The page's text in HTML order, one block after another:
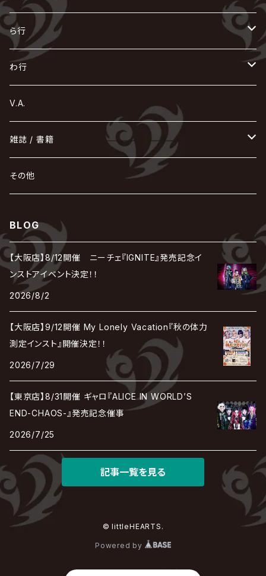
Azavana
Acid Black Cherry
有村竜太朗
ΛrlequiΩ / アルルカン
イビツ マル
色々な十字架
168 / 葵-168-
UCHUSENTAI:NOIZ / 宇宙戦隊NOIZ
LM.C
えんそく
陰陽座
CASCADE
the GazettE
GOTCHAROCKA
河村隆一
ギャロ
清春
KIRITO / キリト
己龍
GLAY
gremlins
GREN / グレン
黒夢
Kra
ゴールデンボンバー
コドモドラゴン
さくら前線
Sadie
XANVALA
J
-真天地開闢集団-ジグザグ
Sick²
ジグソウ
シド
JAKIGAN MEISTER
Chanty
Janne Da Arc
sugar
JILUKA
SHIN
Jin-Machine
Scarlet Valse
SUGIZO
SCAPEGOAT
SPLENDID GOD GIRAFFE
SLAPSLY / CHIYU
零[Hz]
仙台貨物
SOPHIA
ZOMBIE / ぞんび
TAKURO
DazzlingBAD
DADAROMA
逹瑯
DAVID / SUI / 縁
DARRELL
D
DIAURA
DIR EN GREY
DEXCORE
TAKE NO BREAK
DEZERT
deadman
DEVILOOF
DuelJewel
D'ERLANGER
電脳ヒメカ
と
東京花嫁
Tourbillon
Dolly
TЯicKY
NICOLAS
nurié
ね
NETH PRIERE CAIN
NEVERLAND
の
NoGoD
NOCTURNAL BLOODLUST
H.U.G
BUCK-TICK
花見桜こうき
薔薇の宮殿
BAROQUE
HERO
美炎-BIEN-
hide with Spread Beaver / hide
HIDE-ZOU
ビバラッシュ
ふ
Far East Dizain
Fatüm
Plastic Tree
Frantic EMIRY
Blu-BiLLioN
BULL FIELD
BREAKERZ
BLAZE
The Brow Beat
へ
BabyKingdom
THE BEETHOVEN
HELLBROTH / ヘルブロス
The Benjamin
ほ
POIDOL
HOLLOWGRAM
THE MICRO HEAD 4N'S
MAO / マオ from SID
MUSCLE ATTACK
マツタケワークス
摩天楼オペラ
THE MADNA
MAMA.
まみれた / MAMIRETA
MALICE MIZER
み
未完成アリス
ミスイ
美良政次
MIRAGE
む
MUCC / ムック
め
メトロノーム
MERRY / メリー
も
THE MORTAL
最上川司
や
ヤミテラ / 外道反逆者ヤミテラ
ゆ
YUKIYA / 藤田幸也
ユナイト
よ
ら行
ら
rice
Rides In ReVellion
La'veil MizeriA
LAB.THE BASEMENT / ラボ ザ ベヰスメント
り
Leetspeak monsters
Ricky
RENAME
LIBRAVEL / リブラヴェル
Lill
る
Ruiza
LUNA SEA
れ
the Raid.
REIGN
RAZOR
LSN / The LEGENDARY SIX NINE
Royz
Rorschach.inc
ロマン急行
わ行
わ
wyse
我が為
V.A.
雑誌 / 書籍
hévn
その他
BLOG
【大阪店】8/12開催 ニーチェ『IGNITE』発売記念イ
ンストアイベント決定！！
2026/8/2
【大阪店】9/12開催 My Lonely Vacation『秋の体力
測定インスト』開催決定！！
2026/7/29
【東京店】8/31開催 ギャロ『ALICE IN WORLD’S
END-CHAOS-』発売記念催事
2026/7/25
記事一覧を見る
© littleHEARTS.
Powered by